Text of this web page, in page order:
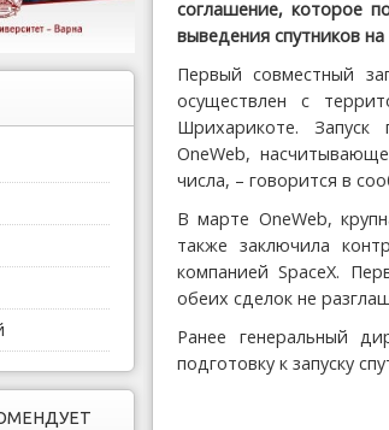
соглашение, которое
выведения спутников
Первый совместный
осуществлен с
Шрихарикоте. Запуск
OneWeb,
числа, – говорится в
В марте OneWeb,
также заключила
компанией SpaceX.
обеих сделок не
Ранее генеральный
подготовку к запуску